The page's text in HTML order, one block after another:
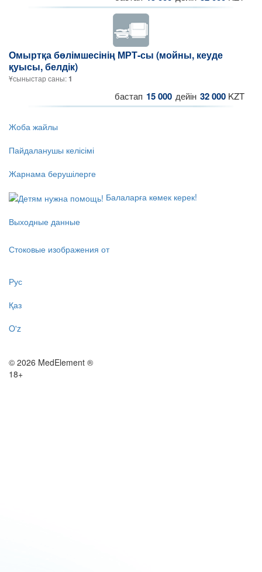
Омыртқа бөлімшесінің МРТ-сы (мойны, кеуде
қуысы, белдік)
Ұсыныстар саны:1
бастап 15 000 дейін 32 000 KZT
Жоба жайлы
Пайдаланушы келісімі
Жарнама берушілерге
Балаларға көмек керек!
Выходные данные
Стоковые изображения от
Рус
Қаз
O'z
© 2026 MedElement ®
18+